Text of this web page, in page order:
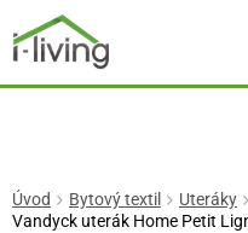
Úvod Bytový textil
Uteráky
Vandyck uterák Home Petit